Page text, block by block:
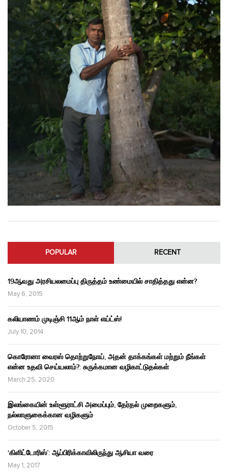
POPULAR RECENT
19ஆவது அரசியலமைப்பு திருத்தம் உண்மையில் சாதித்தது என்ன?
May 6, 2015
கலியாணம் முடிஞ்சி 11ஆம் நாள் எய்ட்ஸ்!
July 10, 2014
கொரோனா வைரஸ் தொற்றுநோய், அதன் தாக்கங்கள் மற்றும் நீங்கள்
என்ன உதவி செய்யலாம்?: சுருக்கமான வழிகாட்டுதல்கள்
March 25, 2020
இலங்கையின் உள்ளூராட்சி அமைப்பும், தேர்தல் முறைகளும்,
நல்லாளுகைக்கான வழிகளும்
October 5, 2015
‘கிளிட்டோரிஸ்’: ஆப்பிரிக்காவிலிருந்து ஆசியா வரை
May 1, 2017